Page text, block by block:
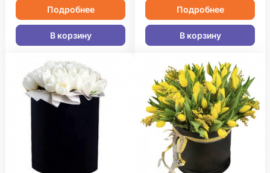
Подробнее
В корзину
Подробнее
В корзину